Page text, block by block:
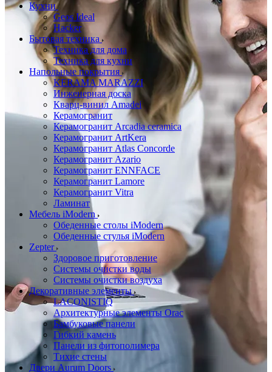
Кухни
Geos Ideal
Hacker
Бытовая техника
Техника для дома
Техника для кухни
Напольные покрытия
KERAMA MARAZZI
Инженерная доска
Кварц-винил Amadei
Керамогранит
Керамогранит Arcadia ceramica
Керамогранит ArtKera
Керамогранит Atlas Concorde
Керамогранит Azario
Керамогранит ENNFACE
Керамогранит Lamore
Керамогранит Vitra
Ламинат
Мебель iModern
Обеденные столы iModern
Обеденные стулья iModern
Zepter
Здоровое приготовление
Системы очистки воды
Системы очистки воздуха
Декоративные элементы
LACONISTIQ
Архитектурные элементы Orac
Бамбуковые панели
Гибкий камень
Панели из фитополимера
Тихие стены
Двери Aurum Doors